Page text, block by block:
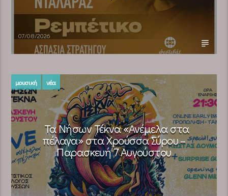
07/08/2026
μουσική νέα
Τα Νήσων Τέκνα «Ανέμελα στα
πέλαγα» στα Χρούσσα Σύρου –
Παρασκευή 7 Αυγούστου